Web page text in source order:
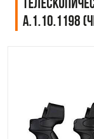
A.1.10.1198